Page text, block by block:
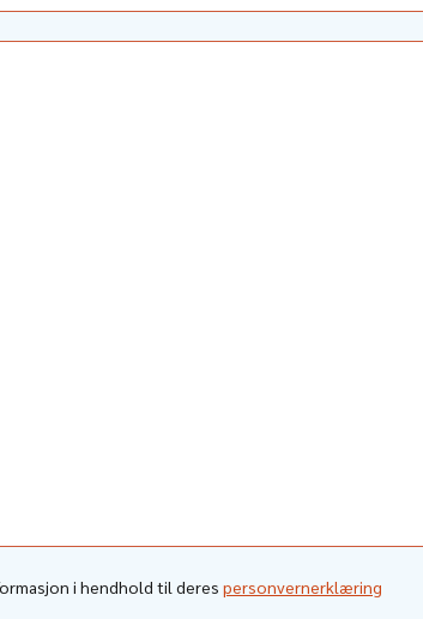
i hendhold til deres personvernerklæring